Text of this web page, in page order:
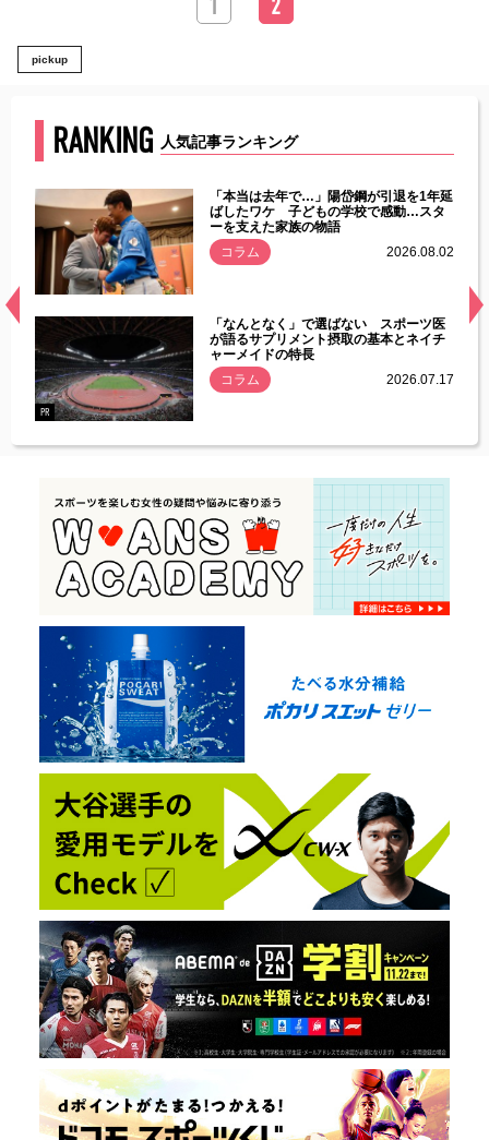
1 2
pickup
RANKING 人気記事ランキング
常
「本当は去年で…」陽岱鋼が引退を1年延
ばしたワケ 子どもの学校で感動…スタ
ーを支えた家族の物語
コラム
2026.08.02
PR
「なんとなく」で選ばない スポーツ医
が語るサプリメント摂取の基本とネイチ
ャーメイドの特長
コラム
2026.07.17